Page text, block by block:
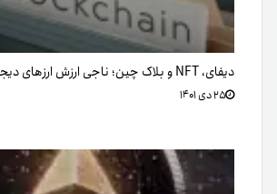
دیفای، NFT و بلاک چین؛ ناجی ارزش ارزهای دیجیتال
۲۵ دی ۱۴۰۱